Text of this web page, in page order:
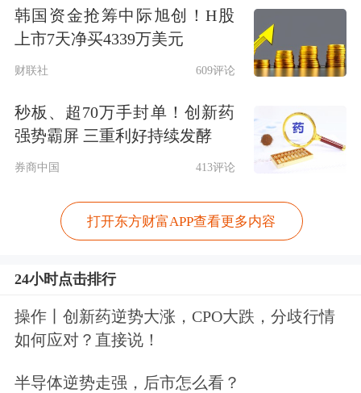
业发展。
值得注意的是，4月底召开的中央政治
等农产品价格。这是政治局会议首次
将“稳定生猪等农产品价格”单独列出。
部、商务部宣布，将联合指导地方有关
而在4月中旬召开的生猪产业发展座谈
会上，农业农村部明确要求，加快淘汰
韩国资金抢筹中际旭创！H股
上市7天净买4339万美元
财联社 609评论
秒板、超70万手封单！创新药
强势霸屏 三重利好持续发酵
券商中国 413评论
打开东方财富APP查看更多内容
24小时点击排行
操作丨创新药逆势大涨，CPO大跌，分歧行情
如何应对？直接说！
半导体逆势走强，后市怎么看？